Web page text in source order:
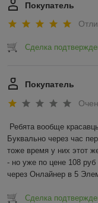
Покупатель
Сделка
Покупатель
Ребята вообще
Буквально через час
тоже время у них этот
- но уже по цене 108
через Онлайнер в 5
Сделка